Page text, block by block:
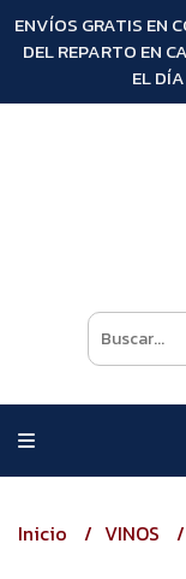
ENVÍOS GRATIS EN
DEL REPARTO EN
EL
Inicio VINOS